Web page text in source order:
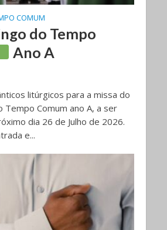
COMUM
do Tempo
Ano A
litúrgicos para a missa do
Tempo Comum ano A, a ser
dia 26 de Julho de 2026.
e...